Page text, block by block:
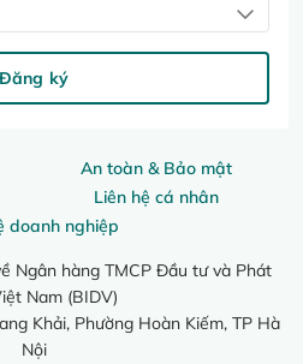
An toàn & Bảo mật
Liên hệ cá nhân
doanh nghiệp
Ngân hàng TMCP Đầu tư và Phát
Nam (BIDV)
Khải, Phường Hoàn Kiếm, TP Hà
Nội
Đăng ký